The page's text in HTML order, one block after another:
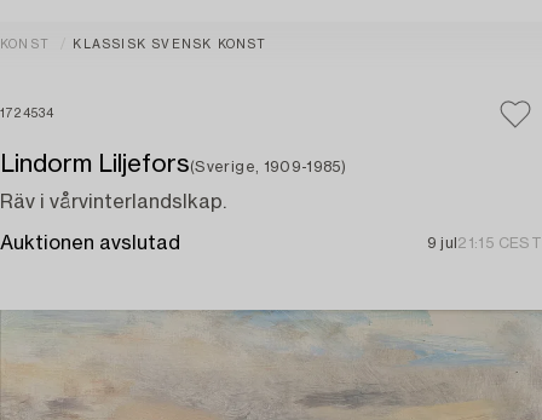
KONST KLASSISK SVENSK KONST
1724534
Lindorm Liljefors(Sverige, 1909-1985)
Räv i vårvinterlandslkap.
Auktionen avslutad 9 jul 21:15 CEST